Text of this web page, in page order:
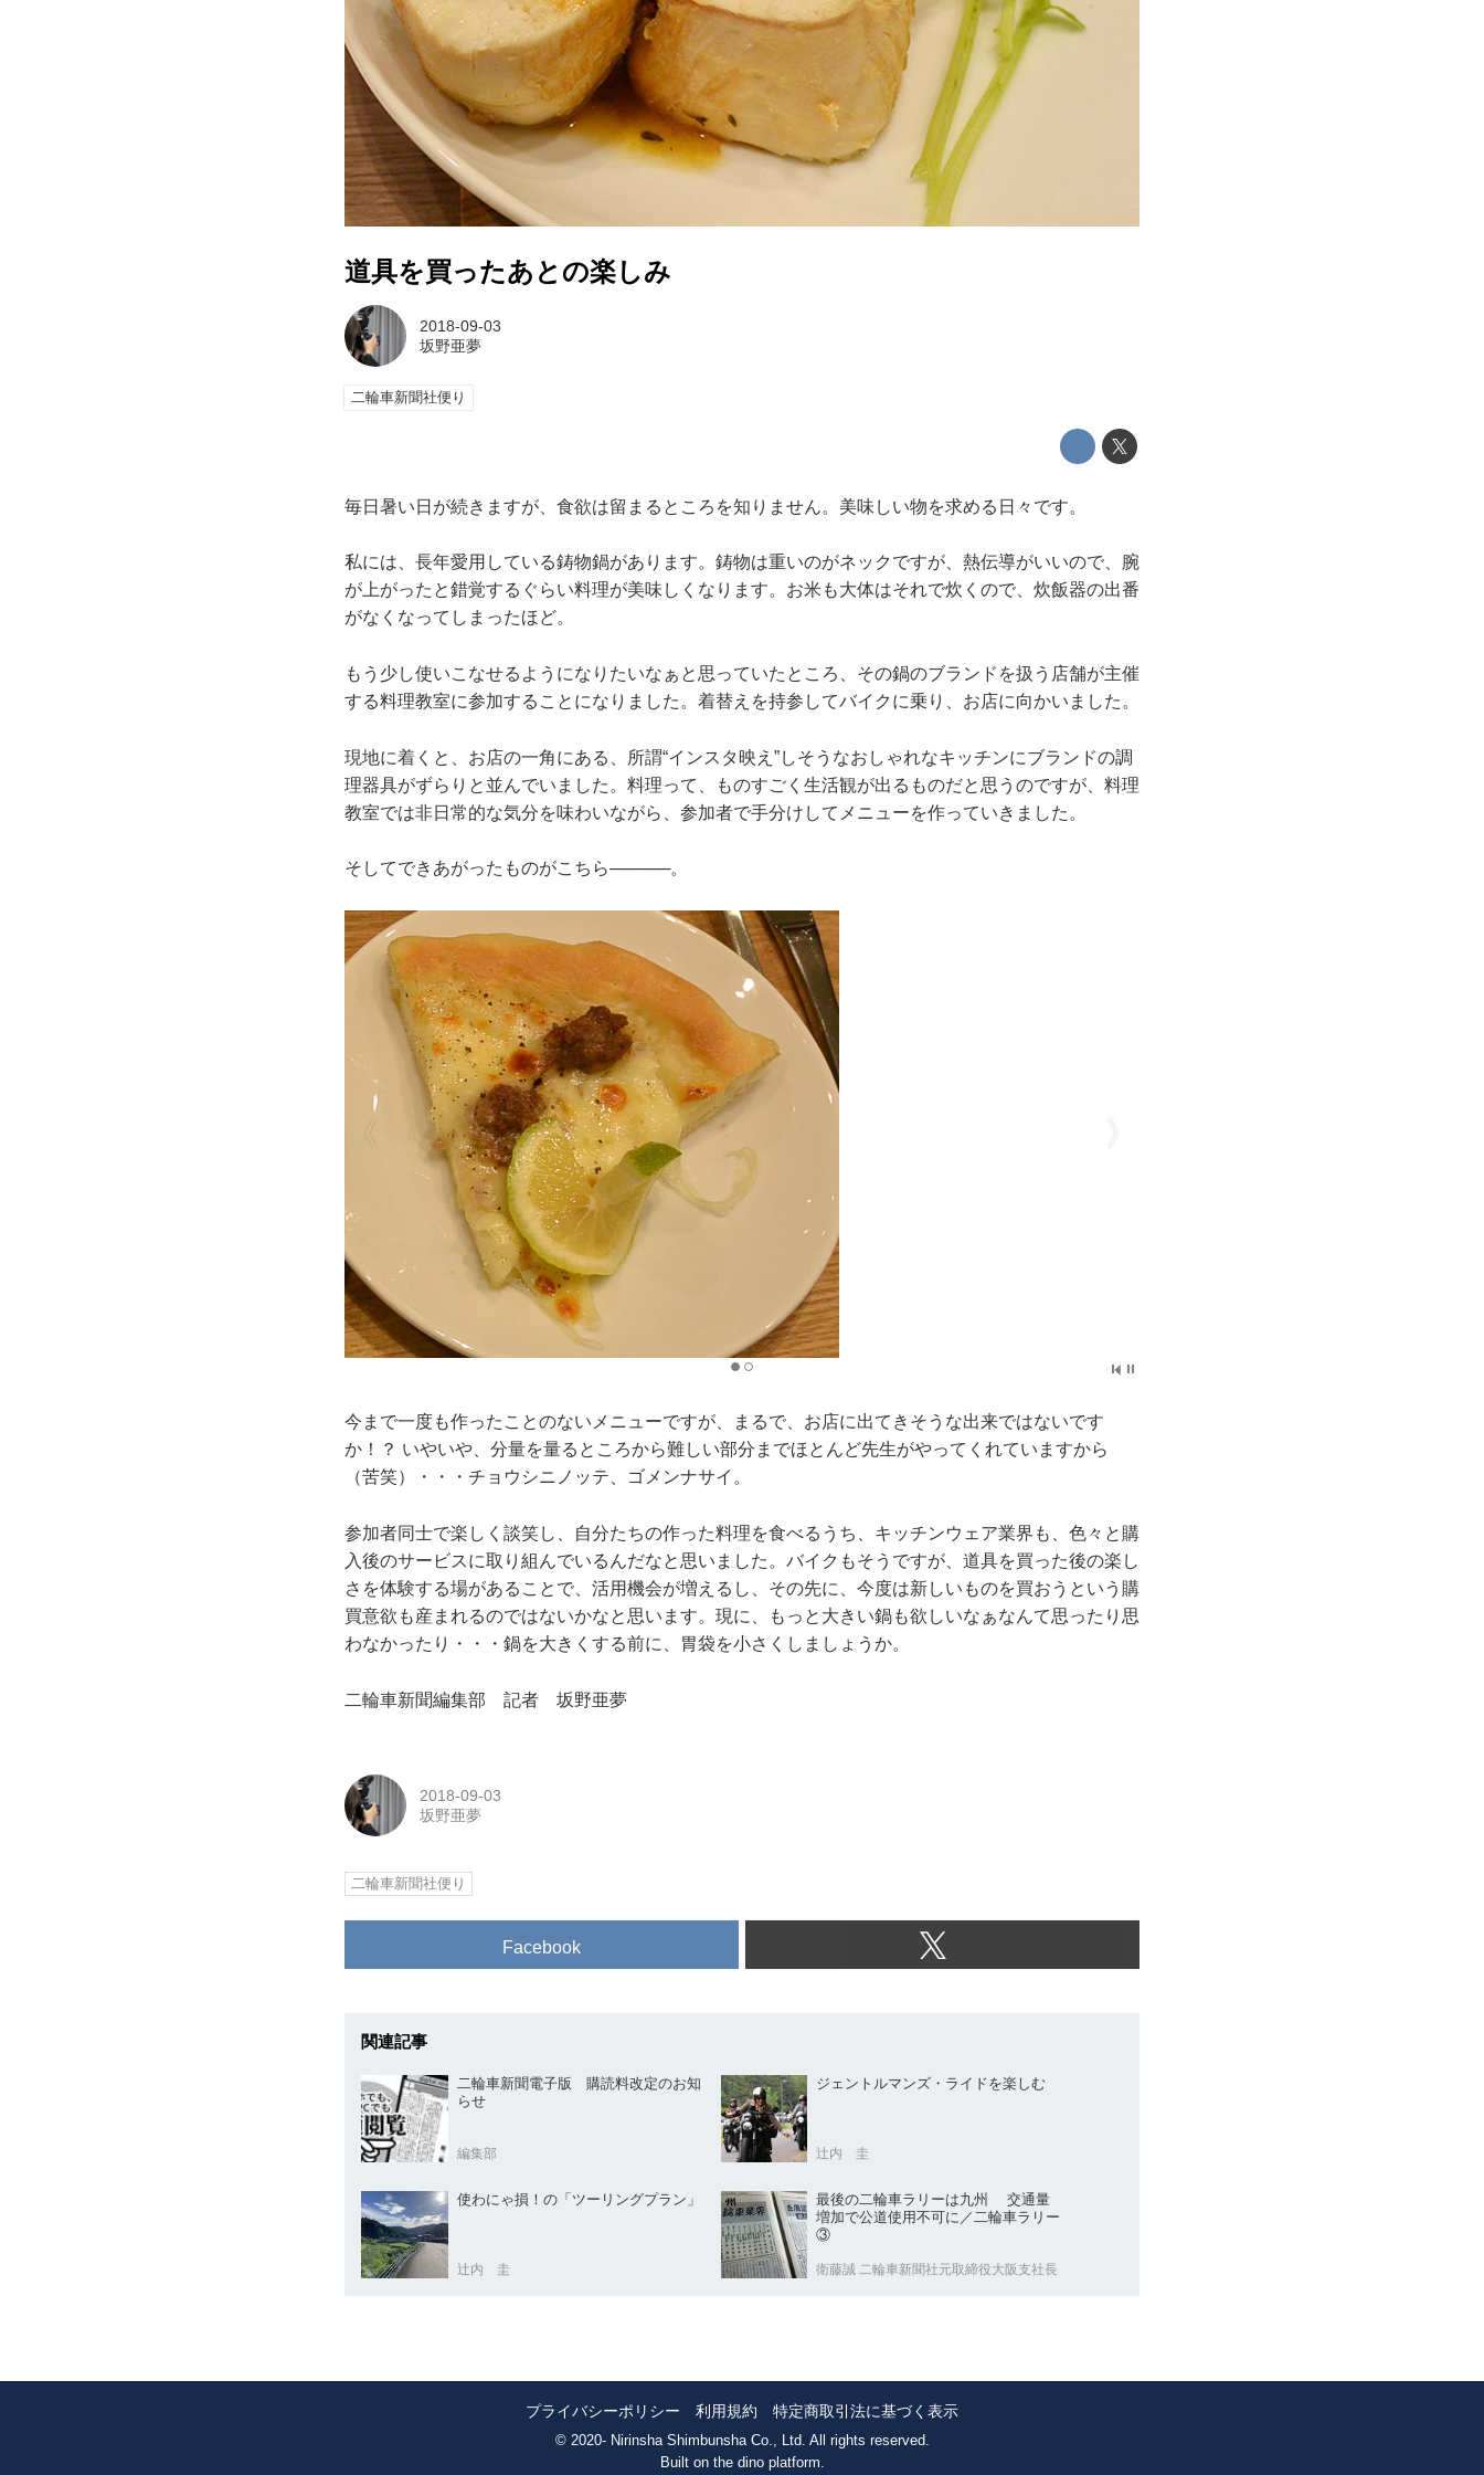
道具を買ったあとの楽しみ
2018-09-03
坂野亜夢
二輪車新聞社便り
毎日暑い日が続きますが、食欲は留まるところを知りません。美味しい物を求める日々です。
私には、長年愛用している鋳物鍋があります。鋳物は重いのがネックですが、熱伝導がいいので、腕
が上がったと錯覚するぐらい料理が美味しくなります。お米も大体はそれで炊くので、炊飯器の出番
がなくなってしまったほど。
もう少し使いこなせるようになりたいなぁと思っていたところ、その鍋のブランドを扱う店舗が主催
する料理教室に参加することになりました。着替えを持参してバイクに乗り、お店に向かいました。
現地に着くと、お店の一角にある、所謂“インスタ映え”しそうなおしゃれなキッチンにブランドの調
理器具がずらりと並んでいました。料理って、ものすごく生活観が出るものだと思うのですが、料理
教室では非日常的な気分を味わいながら、参加者で手分けしてメニューを作っていきました。
そしてできあがったものがこちら─────。
今まで一度も作ったことのないメニューですが、まるで、お店に出てきそうな出来ではないです
か！？ いやいや、分量を量るところから難しい部分までほとんど先生がやってくれていますから
（苦笑）・・・チョウシニノッテ、ゴメンナサイ。
参加者同士で楽しく談笑し、自分たちの作った料理を食べるうち、キッチンウェア業界も、色々と購
入後のサービスに取り組んでいるんだなと思いました。バイクもそうですが、道具を買った後の楽し
さを体験する場があることで、活用機会が増えるし、その先に、今度は新しいものを買おうという購
買意欲も産まれるのではないかなと思います。現に、もっと大きい鍋も欲しいなぁなんて思ったり思
わなかったり・・・鍋を大きくする前に、胃袋を小さくしましょうか。
二輪車新聞編集部 記者 坂野亜夢
2018-09-03
坂野亜夢
二輪車新聞社便り
Facebook
関連記事
二輪車新聞電子版 購読料改定のお知
らせ
編集部
ジェントルマンズ・ライドを楽しむ
辻内 圭
使わにゃ損！の「ツーリングプラン」
辻内 圭
最後の二輪車ラリーは九州 交通量
増加で公道使用不可に／二輪車ラリー
③
衛藤誠 二輪車新聞社元取締役大阪支社長
プライバシーポリシー 利用規約
特定商取引法に基づく表示
© 2020- Nirinsha Shimbunsha Co., Ltd. All rights reserved.
Built on the dino platform.